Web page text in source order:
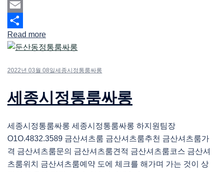
Mastodon
Email
Share
Read more
2022년 03월 08일 세종시정통룸싸롱
세종시정통룸싸롱
세종시정통룸싸롱 세종시정통룸싸롱 하지원팀장
O1O.4832.3589 금산셔츠룸 금산셔츠룸추천 금산셔츠룸가
격 금산셔츠룸문의 금산셔츠룸견적 금산셔츠룸코스 금산셔
츠룸위치 금산셔츠룸예약 도에 체크를 해가며 가는 것이 상